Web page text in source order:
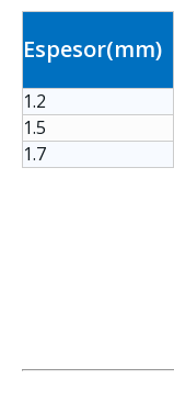
Espesor(mm)
1.2
1.5
1.7